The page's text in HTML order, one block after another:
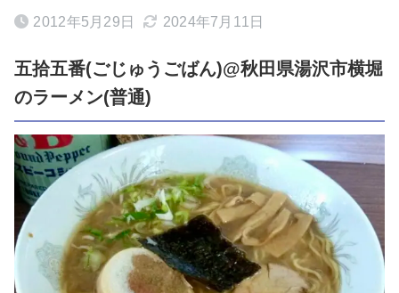
2012年5月29日 2024年7月11日
五拾五番(ごじゅうごばん)@秋田県湯沢市横堀
のラーメン(普通)